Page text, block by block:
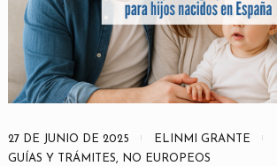
27 DE JUNIO DE 2025
ELINMI GRANTE
GUÍAS Y TRÁMITES, NO EUROPEOS